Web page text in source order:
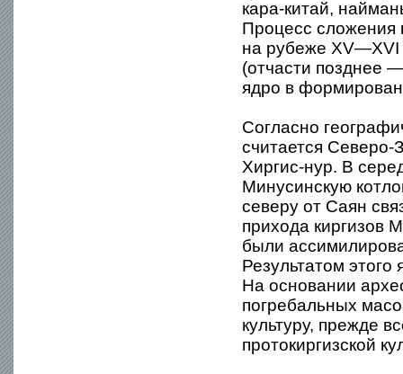
кара-китай,
Процесс сложения
на рубеже XV—XVI
(отчасти позднее
ядро в
Согласно
считается
Хиргис-нур. В
Минусинскую
северу от Саян
прихода киргизов
были
Результатом
На основании
погребальных
культуру, прежде
протокиргизской